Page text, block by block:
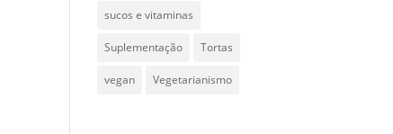
sucos e vitaminas
Suplementação Tortas
vegan Vegetarianismo